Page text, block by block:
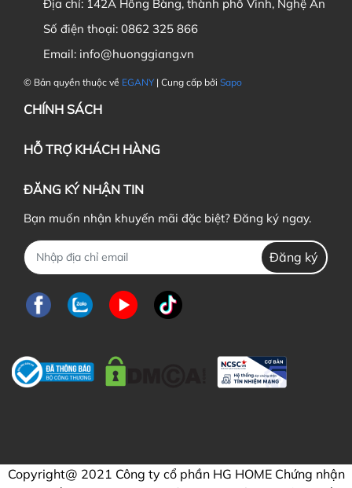
Địa chỉ: 142A Hồng Bàng, thành phố Vinh, Nghệ An
Số điện thoại: 0862 325 866
Email: info@huonggiang.vn
© Bản quyền thuộc về EGANY | Cung cấp bởi Sapo
CHÍNH SÁCH
HỖ TRỢ KHÁCH HÀNG
ĐĂNG KÝ NHẬN TIN
Bạn muốn nhận khuyến mãi đặc biệt? Đăng ký ngay.
Đăng ký
Copyright@ 2021 Công ty cổ phần HG HOME Chứng nhận